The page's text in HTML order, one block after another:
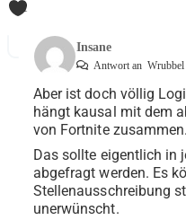
1
Insane
Antwort an Wrubbel
Aber ist doch völlig
hängt kausal mit dem
von Fortnite
Das sollte eigentlich in
abgefragt werden. Es
Stellenausschreibung
unerwünscht.